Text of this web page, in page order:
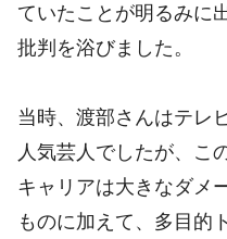
ていたことが明るみに
批判を浴びました。
当時、渡部さんはテレ
人気芸人でしたが、こ
キャリアは大きなダメ
ものに加えて、多目的